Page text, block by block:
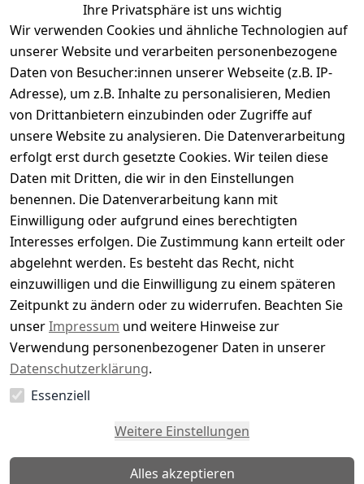
Kundenbewertungen
Durchschnittliche Bewertung
0
Basierend auf 0 Bewertung(en)
Bewertung abgeben
5
( 0 )
4
( 0 )
3
( 0 )
2
( 0 )
1
( 0 )
Es hat noch niemand eine Bewertung für diesen
Artikel abgegeben
Ihre Privatsphäre ist uns wichtig
Wir verwenden Cookies und ähnliche Technologien auf
unserer Website und verarbeiten personenbezogene
Daten von Besucher:innen unserer Webseite (z.B. IP-
Adresse), um z.B. Inhalte zu personalisieren, Medien
von Drittanbietern einzubinden oder Zugriffe auf
unsere Website zu analysieren. Die Datenverarbeitung
erfolgt erst durch gesetzte Cookies. Wir teilen diese
Daten mit Dritten, die wir in den Einstellungen
benennen. Die Datenverarbeitung kann mit
Einwilligung oder aufgrund eines berechtigten
Interesses erfolgen. Die Zustimmung kann erteilt oder
abgelehnt werden. Es besteht das Recht, nicht
einzuwilligen und die Einwilligung zu einem späteren
Zeitpunkt zu ändern oder zu widerrufen. Beachten Sie
unserImpressum und weitere Hinweise zur
Verwendung personenbezogener Daten in unserer
Datenschutzerklärung.
Essenziell
Weitere Einstellungen
Alles akzeptieren